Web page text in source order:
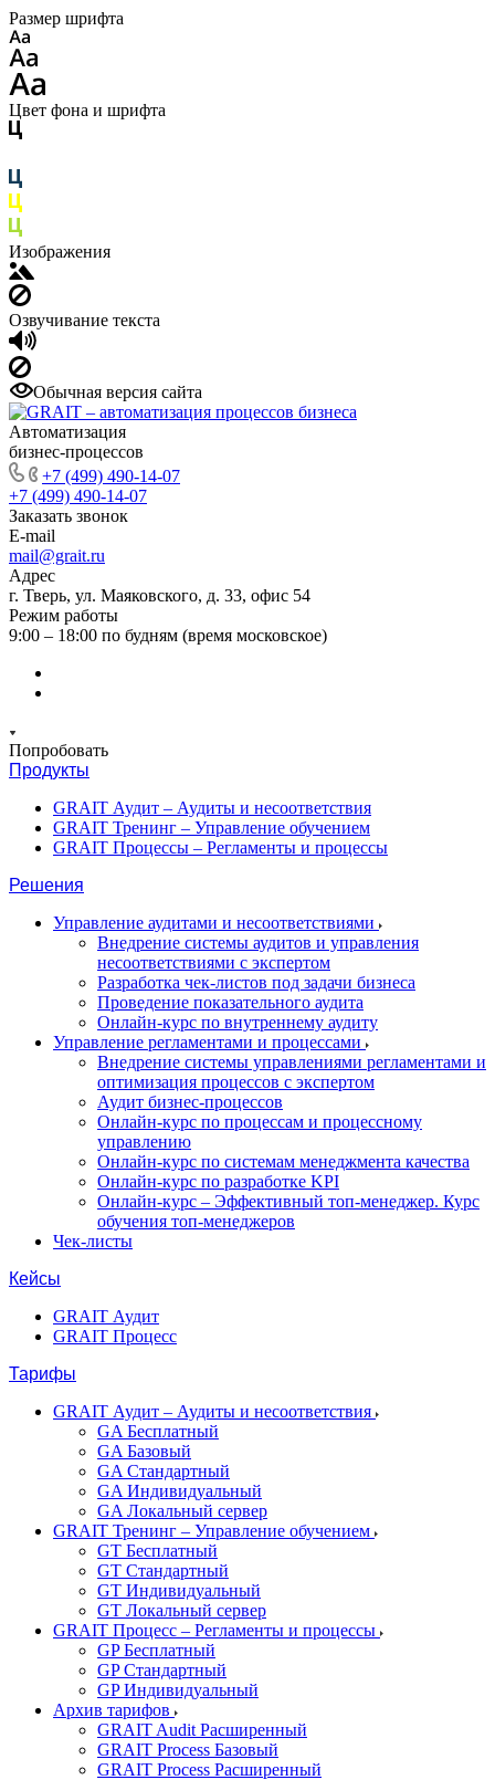
Размер шрифта
Цвет фона и шрифта
Изображения
Озвучивание текста
Обычная версия сайта
Автоматизация
бизнес-процессов
+7 (499) 490-14-07
+7 (499) 490-14-07
Заказать звонок
E-mail
mail@grait.ru
Адрес
г. Тверь, ул. Маяковского, д. 33, офис 54
Режим работы
9:00 – 18:00 по будням (время московское)
Попробовать
Продукты
GRAIT Аудит – Аудиты и несоответствия
GRAIT Тренинг – Управление обучением
GRAIT Процессы – Регламенты и процессы
Решения
Управление аудитами и несоответствиями
Внедрение системы аудитов и управления
несоответствиями с экспертом
Разработка чек-листов под задачи бизнеса
Проведение показательного аудита
Онлайн-курс по внутреннему аудиту
Управление регламентами и процессами
Внедрение системы управлениями регламентами и
оптимизация процессов с экспертом
Аудит бизнес-процессов
Онлайн-курс по процессам и процессному
управлению
Онлайн-курс по системам менеджмента качества
Онлайн-курс по разработке KPI
Онлайн-курс – Эффективный топ-менеджер. Курс
обучения топ-менеджеров
Чек-листы
Кейсы
GRAIT Аудит
GRAIT Процесс
Тарифы
GRAIT Аудит – Аудиты и несоответствия
GA Бесплатный
GA Базовый
GA Стандартный
GA Индивидуальный
GA Локальный сервер
GRAIT Тренинг – Управление обучением
GT Бесплатный
GT Стандартный
GT Индивидуальный
GT Локальный сервер
GRAIT Процесс – Регламенты и процессы
GP Бесплатный
GP Стандартный
GP Индивидуальный
Архив тарифов
GRAIT Audit Расширенный
GRAIT Process Базовый
GRAIT Process Расширенный